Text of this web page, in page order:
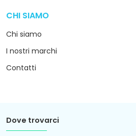
CHI SIAMO
Chi siamo
I nostri marchi
Contatti
Dove trovarci